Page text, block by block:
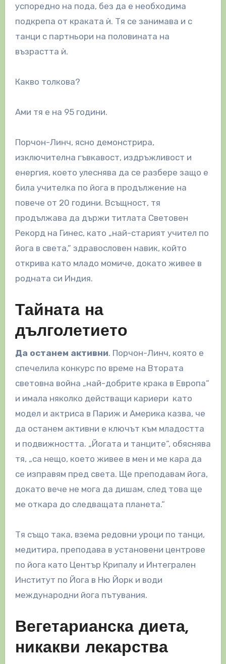
успоредно на пода, без да е необходима
подкрепа от краката ѝ. Тя се занимава и с
танци с партньори на половината на
възрастта ѝ.
Какво толкова?
Ами тя е на 95 години.
Порчон-Линч, ясно демонстрира,
изключителна гъвкавост, издръжливост и
енергия, което улеснява да се разбере защо е
била учителка по йога в продължение на
повече от 20 години. Всъщност, тя
продължава да държи титлата Световен
Рекорд на Гинес, като „най-старият учител по
йога в света,“ здравословен навик, който
открива като младо момиче, докато живее в
родната си Индия.
Тайната на
дълголетието
Да останем активни. Порчон-Линч, която е
спечелила конкурс по време на Втората
световна война „най-добрите крака в Европа“
и имала няколко действащи кариери като
модел и актриса в Париж и Америка казва, че
да останем активни е ключът към младостта
и подвижността. „Йогата и танците“, обяснява
тя, „са нещо, което живее в мен и ме кара да
се изправям пред света. Ще преподавам йога,
докато вече не мога да дишам, след това ще
ме откара до следващата планета.“
Тя също така, взема редовни уроци по танци,
медитира, преподава в установени центрове
по йога като Център Крипалу и Интегрален
Институт по Йога в Ню Йорк и води
международни йога пътувания.
Вегетарианска диета,
никакви лекарства